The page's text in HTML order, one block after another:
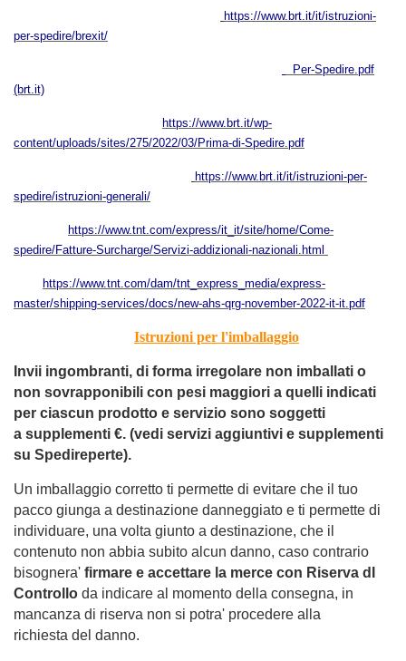
https://www.brt.it/it/istruzioni-
per-spedire/brexit/
Per-Spedire.pdf
(brt.it)
https://www.brt.it/wp-
content/uploads/sites/275/2022/03/Prima-di-Spedire.pdf
https://www.brt.it/it/istruzioni-per-
spedire/istruzioni-generali/
https://www.tnt.com/express/it_it/site/home/Come-
spedire/Fatture-Surcharge/Servizi-addizionali-nazionali.html
https://www.tnt.com/dam/tnt_express_media/express-
master/shipping-services/docs/new-ahs-qrg-november-2022-it-it.pdf
Istruzioni per l'imballaggio
Invii ingombranti, di forma irregolare non imballati o
non sovrapponibili con pesi maggiori a quelli indicati
per ciascun prodotto e servizio sono soggetti
a supplementi €. (vedi servizi aggiuntivi e supplementi
su Spedireperte).
Un imballaggio corretto ti permette di evitare che il tuo
pacco giunga a destinazione danneggiato e ti permette di
individuare, una volta giunto a destinazione, che il
contenuto non abbia subito alcun danno, caso contrario
bisognera' firmare e accettare la merce con Riserva dI
Controllo da indicare al momento della consegna, in
mancanza di riserva non si potra' procedere alla
richiesta del danno.